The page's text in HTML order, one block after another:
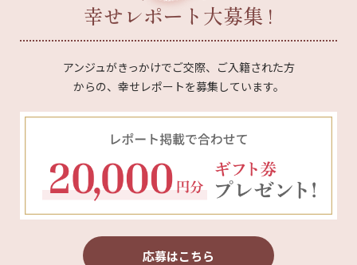
幸せレポート大募集 !
アンジュがきっかけでご交際、ご入籍された方
からの、幸せレポートを募集しています。
応募はこちら